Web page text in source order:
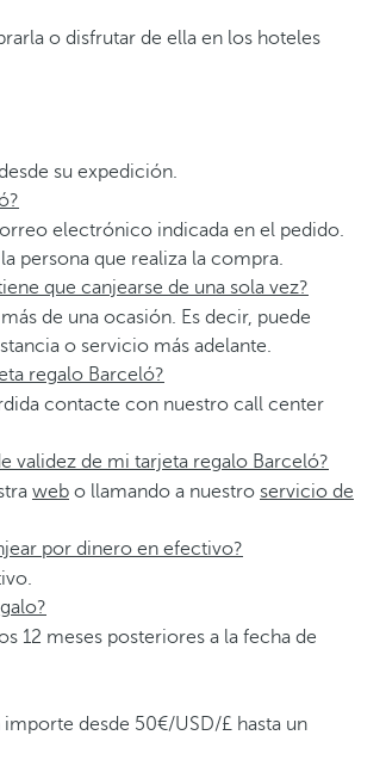
o disfrutar de ella en los hoteles
su expedición.
electrónico indicada en el pedido.
persona que realiza la compra.
que canjearse de una sola vez?
de una ocasión. Es decir, puede
o servicio más adelante.
regalo Barceló?
contacte con nuestro call center
validez de mi tarjeta regalo Barceló?
web o llamando a nuestro servicio de
por dinero en efectivo?
12 meses posteriores a la fecha de
desde 50€/USD/£ hasta un